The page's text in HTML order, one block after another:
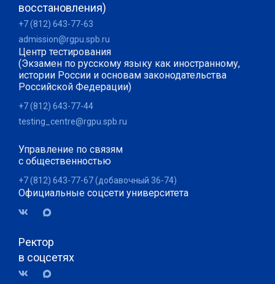
восстановления)
+7 (812) 643-77-63
admission@rgpu.spb.ru
Центр тестирования
(Экзамен по русскому языку как иностранному,
истории России и основам законодательства
Российской Федерации)
+7 (812) 643-77-44
testing_centre@rgpu.spb.ru
Управление по связям
с общественностью
+7 (812) 643-77-67 (добавочный 36-74)
Официальные соцсети университета
Ректор
в соцсетях